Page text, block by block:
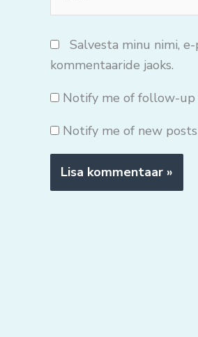
Salvesta minu nimi,
kommentaaride jaoks.
Notify me of follow-up
Notify me of new